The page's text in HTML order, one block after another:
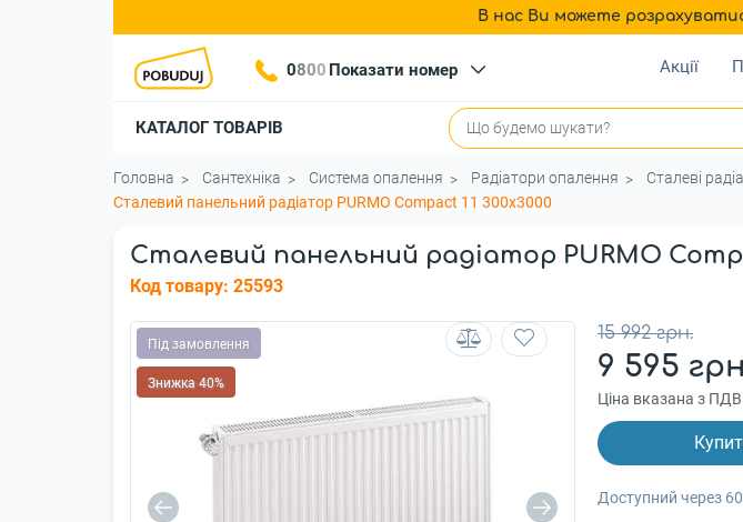
В нас Ви можете
0800 Показати номер Акції
КАТАЛОГ ТОВАРІВ
Головна Сантехніка Система опалення Радіатори опалення Сталеві
Сталевий панельний радіатор PURMO Compact 11 300x3000
Сталевий панельний радіатор PURMO
Код товару: 25593
Під замовлення
Знижка 40%
15 992 грн.
9 595
Ціна вказана з ПДВ
Доступний через 60